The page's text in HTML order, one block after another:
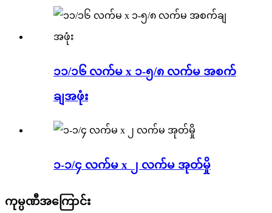
၁၁/၁၆ လက်မ x ၁-၅/၈ လက်မ အစက်
ချအဖုံး
၁-၁/၄ လက်မ x ၂ လက်မ အုတ်မှို
ကုမ္ပဏီအကြောင်း